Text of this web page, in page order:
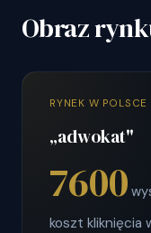
Obraz
RYNEK W POLSCE
„adwokat"
7600
koszt kliknięcia